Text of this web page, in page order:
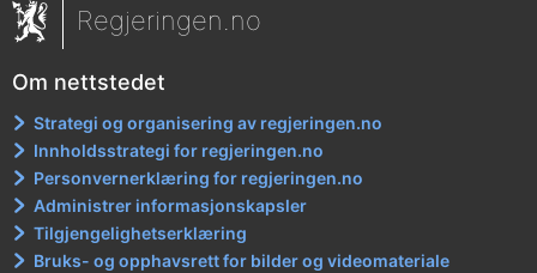
Regjeringen.no
Om nettstedet
Strategi og organisering av regjeringen.no
Innholdsstrategi for regjeringen.no
Personvernerklæring for regjeringen.no
Administrer informasjonskapsler
Tilgjengelighetserklæring
Bruks- og opphavsrett for bilder og videomateriale